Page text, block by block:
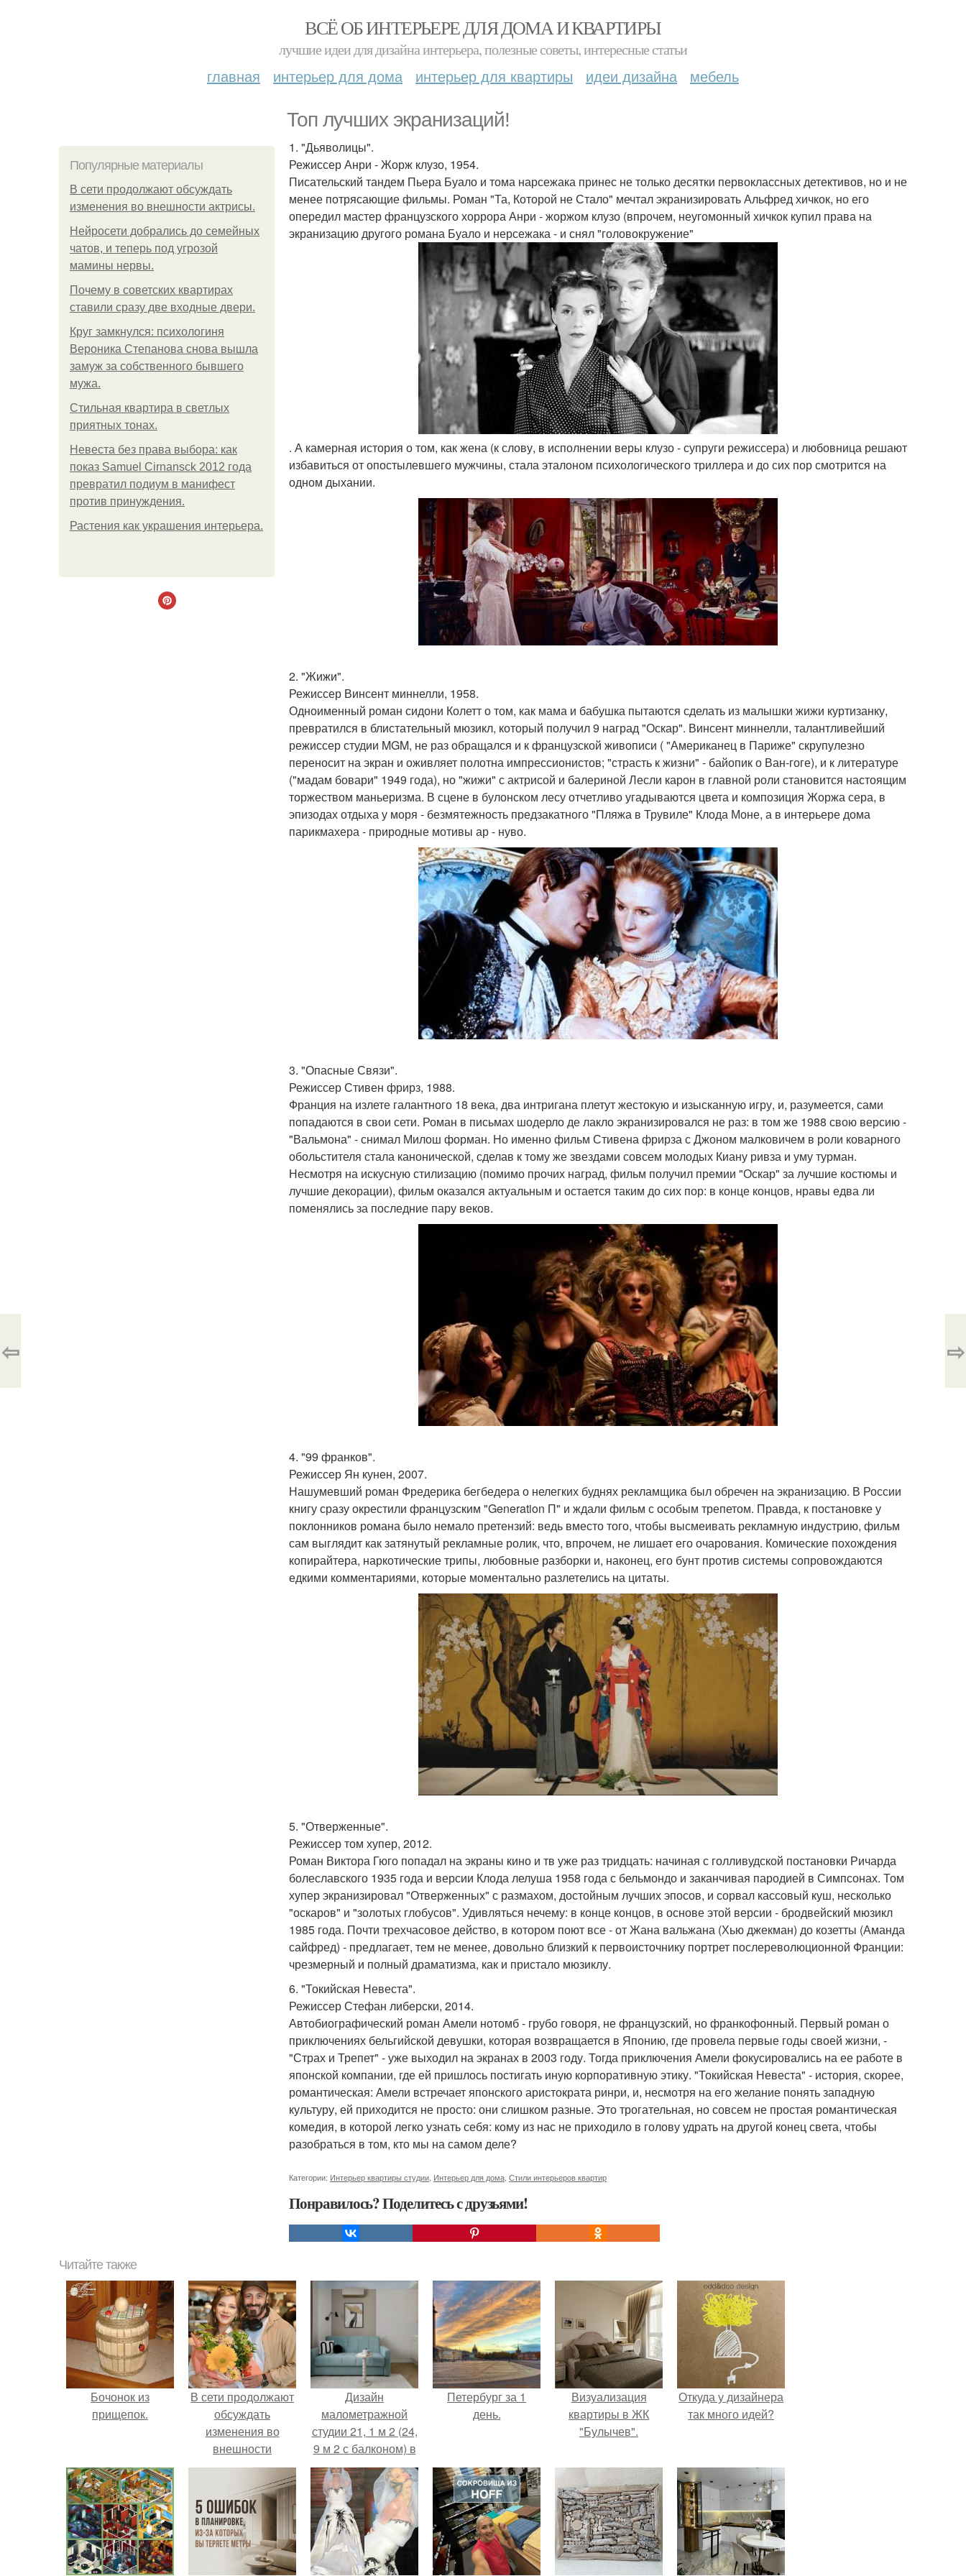
ВСЁ ОБ ИНТЕРЬЕРЕ ДЛЯ ДОМА И КВАРТИРЫ
лучшие идеи для дизайна интерьера, полезные советы, интересные статьи
главная интерьер для дома интерьер для квартиры идеи дизайна мебель
Топ лучших экранизаций!
Популярные материалы
В сети продолжают обсуждать
изменения во внешности актрисы.
Нейросети добрались до семейных
чатов, и теперь под угрозой
мамины нервы.
Почему в советских квартирах
ставили сразу две входные двери.
Круг замкнулся: психологиня
Вероника Степанова снова вышла
замуж за собственного бывшего
мужа.
Стильная квартира в светлых
приятных тонах.
Невеста без права выбора: как
показ Samuel Cirnansck 2012 года
превратил подиум в манифест
против принуждения.
Растения как украшения интерьера.
1. "Дьяволицы".
Режиссер Анри - Жорж клузо, 1954.
Писательский тандем Пьера Буало и тома нарсежака принес не только десятки первоклассных детективов, но и не
менее потрясающие фильмы. Роман "Та, Которой не Стало" мечтал экранизировать Альфред хичкок, но его
опередил мастер французского хоррора Анри - жоржом клузо (впрочем, неугомонный хичкок купил права на
экранизацию другого романа Буало и нерсежака - и снял "головокружение"
. А камерная история о том, как жена (к слову, в исполнении веры клузо - супруги режиссера) и любовница решают
избавиться от опостылевшего мужчины, стала эталоном психологического триллера и до сих пор смотрится на
одном дыхании.
2. "Жижи".
Режиссер Винсент миннелли, 1958.
Одноименный роман сидони Колетт о том, как мама и бабушка пытаются сделать из малышки жижи куртизанку,
превратился в блистательный мюзикл, который получил 9 наград "Оскар". Винсент миннелли, талантливейший
режиссер студии MGM, не раз обращался и к французской живописи ( "Американец в Париже" скрупулезно
переносит на экран и оживляет полотна импрессионистов; "страсть к жизни" - байопик о Ван-гоге), и к литературе
("мадам бовари" 1949 года), но "жижи" с актрисой и балериной Лесли карон в главной роли становится настоящим
торжеством маньеризма. В сцене в булонском лесу отчетливо угадываются цвета и композиция Жоржа сера, в
эпизодах отдыха у моря - безмятежность предзакатного "Пляжа в Трувиле" Клода Моне, а в интерьере дома
парикмахера - природные мотивы ар - нуво.
3. "Опасные Связи".
Режиссер Стивен фрирз, 1988.
Франция на излете галантного 18 века, два интригана плетут жестокую и изысканную игру, и, разумеется, сами
попадаются в свои сети. Роман в письмах шодерло де лакло экранизировался не раз: в том же 1988 свою версию -
"Вальмона" - снимал Милош форман. Но именно фильм Стивена фрирза с Джоном малковичем в роли коварного
обольстителя стала канонической, сделав к тому же звездами совсем молодых Киану ривза и уму турман.
Несмотря на искусную стилизацию (помимо прочих наград, фильм получил премии "Оскар" за лучшие костюмы и
лучшие декорации), фильм оказался актуальным и остается таким до сих пор: в конце концов, нравы едва ли
поменялись за последние пару веков.
4. "99 франков".
Режиссер Ян кунен, 2007.
Нашумевший роман Фредерика бегбедера о нелегких буднях рекламщика был обречен на экранизацию. В России
книгу сразу окрестили французским "Generation П" и ждали фильм с особым трепетом. Правда, к постановке у
поклонников романа было немало претензий: ведь вместо того, чтобы высмеивать рекламную индустрию, фильм
сам выглядит как затянутый рекламные ролик, что, впрочем, не лишает его очарования. Комические похождения
копирайтера, наркотические трипы, любовные разборки и, наконец, его бунт против системы сопровождаются
едкими комментариями, которые моментально разлетелись на цитаты.
5. "Отверженные".
Режиссер том хупер, 2012.
Роман Виктора Гюго попадал на экраны кино и тв уже раз тридцать: начиная с голливудской постановки Ричарда
болеславского 1935 года и версии Клода лелуша 1958 года с бельмондо и заканчивая пародией в Симпсонах. Том
хупер экранизировал "Отверженных" с размахом, достойным лучших эпосов, и сорвал кассовый куш, несколько
"оскаров" и "золотых глобусов". Удивляться нечему: в конце концов, в основе этой версии - бродвейский мюзикл
1985 года. Почти трехчасовое действо, в котором поют все - от Жана вальжана (Хью джекман) до козетты (Аманда
сайфред) - предлагает, тем не менее, довольно близкий к первоисточнику портрет послереволюционной Франции:
чрезмерный и полный драматизма, как и пристало мюзиклу.
6. "Токийская Невеста".
Режиссер Стефан либерски, 2014.
Автобиографический роман Амели нотомб - грубо говоря, не французский, но франкофонный. Первый роман о
приключениях бельгийской девушки, которая возвращается в Японию, где провела первые годы своей жизни, -
"Страх и Трепет" - уже выходил на экранах в 2003 году. Тогда приключения Амели фокусировались на ее работе в
японской компании, где ей пришлось постигать иную корпоративную этику. "Токийская Невеста" - история, скорее,
романтическая: Амели встречает японского аристократа ринри, и, несмотря на его желание понять западную
культуру, ей приходится не просто: они слишком разные. Это трогательная, но совсем не простая романтическая
комедия, в которой легко узнать себя: кому из нас не приходило в голову удрать на другой конец света, чтобы
разобраться в том, кто мы на самом деле?
Категории: Интерьер квартиры студии Интерьер для дома Стили интерьеров квартир
Понравилось? Поделитесь с друзьями!
⇦ ⇨
Читайте также
Бочонок из
прищепок.
В сети продолжают
обсуждать
изменения во
внешности
актрисы.
Дизайн
малометражной
студии 21, 1 м 2 (24,
9 м 2 с балконом) в
Краснодаре.
Петербург за 1
день.
Визуализация
квартиры в ЖК
"Булычев".
Откуда у дизайнера
так много идей?